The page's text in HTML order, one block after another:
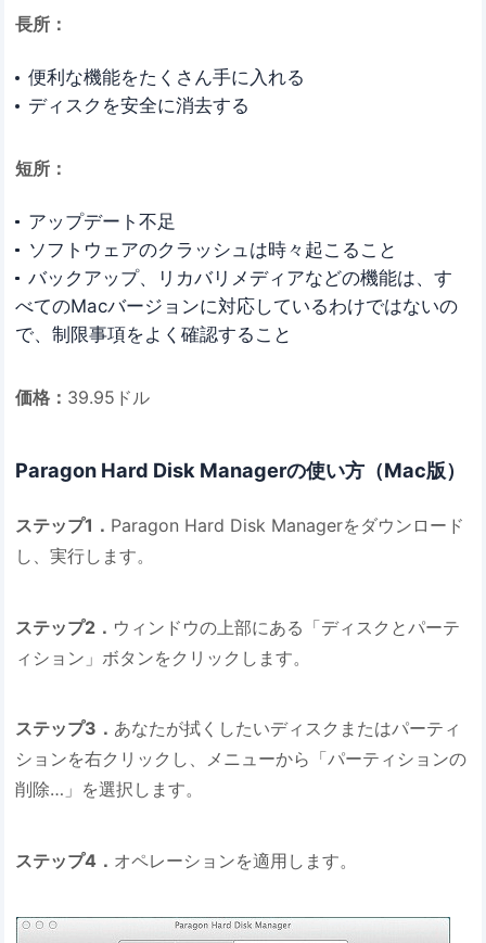
長所：
便利な機能をたくさん手に入れる
ディスクを安全に消去する
短所：
アップデート不足
ソフトウェアのクラッシュは時々起こること
バックアップ、リカバリメディアなどの機能は、す
べてのMacバージョンに対応しているわけではないの
で、制限事項をよく確認すること
価格： 39.95ドル
Paragon Hard Disk Managerの使い方（Mac版）
ステップ1． Paragon Hard Disk Managerをダウンロード
し、実行します。
ステップ2． ウィンドウの上部にある「ディスクとパーテ
ィション」ボタンをクリックします。
ステップ3． あなたが拭くしたいディスクまたはパーティ
ションを右クリックし、メニューから「パーティションの
削除…」を選択します。
ステップ4． オペレーションを適用します。